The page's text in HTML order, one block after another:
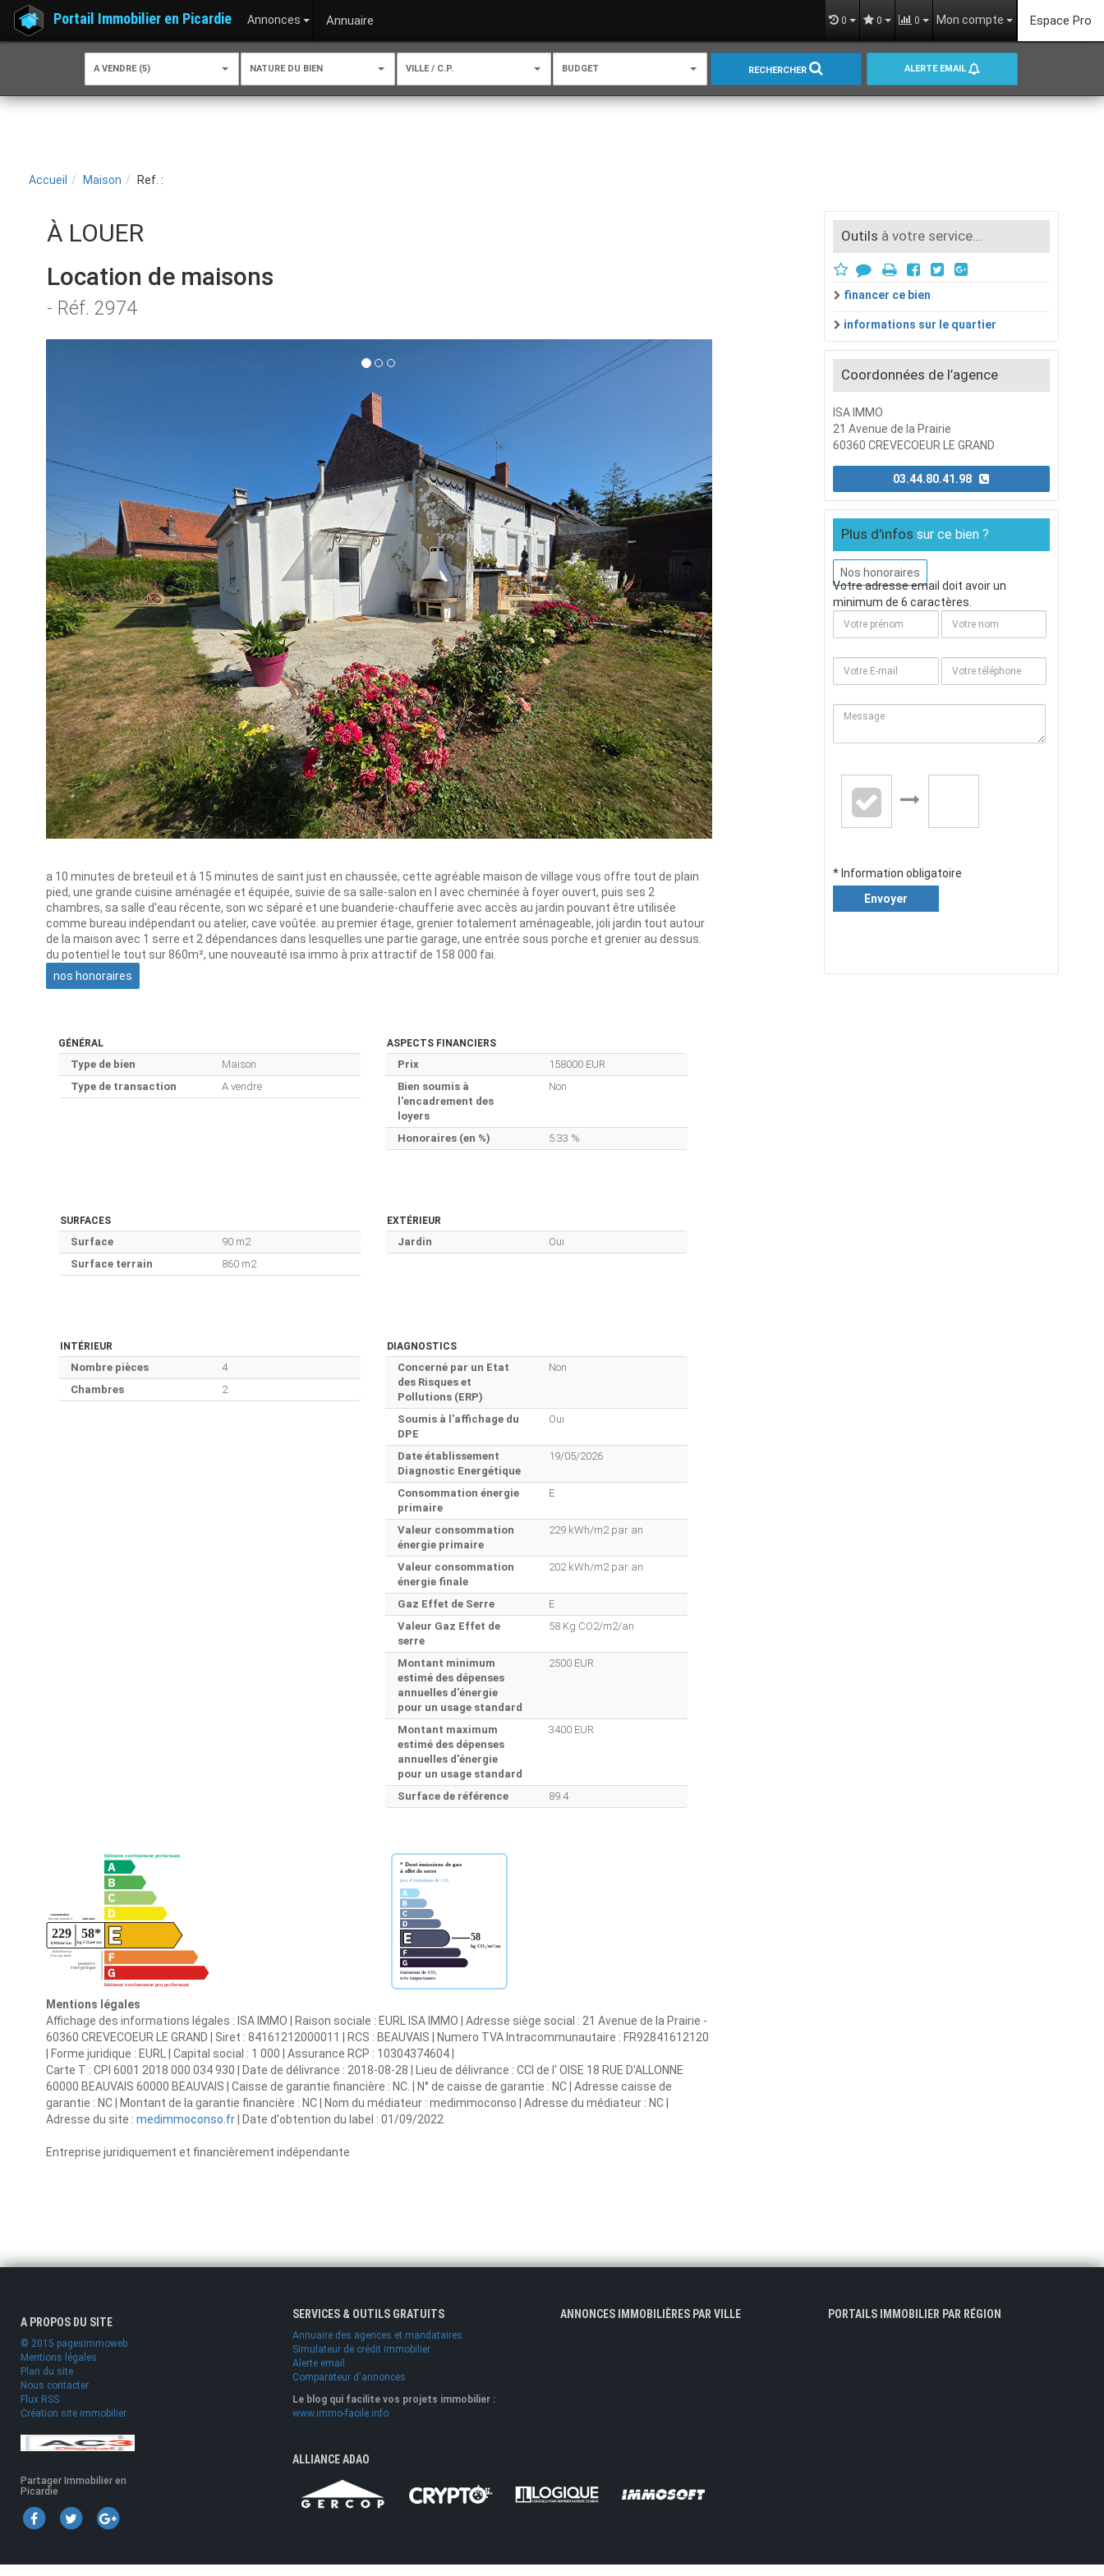
Portail Immobilier en Picardie Annonces Annuaire 0 0 0 Mon compte Espace Pro
A VENDRE (5) NATURE DU BIEN VILLE / C.P. BUDGET RECHERCHER ALERTE EMAIL
Accueil Maison Ref. :
À LOUER
Location de maisons
- Réf. 2974
a 10 minutes de breteuil et à 15 minutes de saint just en chaussée, cette agréable maison de village vous offre tout de plain
pied, une grande cuisine aménagée et équipée, suivie de sa salle-salon en l avec cheminée à foyer ouvert, puis ses 2
chambres, sa salle d'eau récente, son wc séparé et une buanderie-chaufferie avec accès au jardin pouvant être utilisée
comme bureau indépendant ou atelier, cave voûtée. au premier étage, grenier totalement aménageable, joli jardin tout autour
de la maison avec 1 serre et 2 dépendances dans lesquelles une partie garage, une entrée sous porche et grenier au dessus.
du potentiel le tout sur 860m², une nouveauté isa immo à prix attractif de 158 000 fai.
nos honoraires
GÉNÉRAL
Type de bien
Maison
Type de transaction
A vendre
ASPECTS FINANCIERS
Prix
158000 EUR
Bien soumis à
l'encadrement des
loyers
Non
Honoraires (en %) 5.33 %
SURFACES
Surface
90 m2
Surface terrain
860 m2
EXTÉRIEUR
Jardin Oui
INTÉRIEUR
Nombre pièces
4
Chambres
2
DIAGNOSTICS
Concerné par un Etat
des Risques et
Pollutions (ERP)
Non
Soumis à l'affichage du
DPE
Oui
Date établissement
Diagnostic Energétique
19/05/2026
Consommation énergie
primaire
E
Valeur consommation
énergie primaire
229 kWh/m2 par an
Valeur consommation
énergie finale
202 kWh/m2 par an
Gaz Effet de Serre
E
Valeur Gaz Effet de
serre
58 Kg CO2/m2/an
Montant minimum
estimé des dépenses
annuelles d'énergie
pour un usage standard
2500 EUR
Montant maximum
estimé des dépenses
annuelles d'énergie
pour un usage standard
3400 EUR
Surface de référence 89.4
Mentions légales
Affichage des informations légales : ISA IMMO | Raison sociale : EURL ISA IMMO | Adresse siège social : 21 Avenue de la Prairie -
60360 CREVECOEUR LE GRAND | Siret : 84161212000011 | RCS : BEAUVAIS | Numero TVA Intracommunautaire : FR92841612120
| Forme juridique : EURL | Capital social : 1 000 | Assurance RCP : 10304374604 |
Carte T : CPI 6001 2018 000 034 930 | Date de délivrance : 2018-08-28 | Lieu de délivrance : CCI de l' OISE 18 RUE D'ALLONNE
60000 BEAUVAIS 60000 BEAUVAIS | Caisse de garantie financière : NC. | N° de caisse de garantie : NC | Adresse caisse de
garantie : NC | Montant de la garantie financière : NC | Nom du médiateur : medimmoconso | Adresse du médiateur : NC |
Adresse du site : medimmoconso.fr | Date d'obtention du label : 01/09/2022
Entreprise juridiquement et financièrement indépendante
Outils à votre service...
financer ce bien
informations sur le quartier
Coordonnées de l’agence
ISA IMMO
21 Avenue de la Prairie
60360 CREVECOEUR LE GRAND
03.44.80.41.98
Plus d'infos sur ce bien ?
Nos honoraires
Votre adresse email doit avoir un
minimum de 6 caractères.
* Information obligatoire
Envoyer
A PROPOS DU SITE
© 2015 pagesimmoweb
Mentions légales
Plan du site
Nous contacter
Flux RSS
Création site immobilier
Partager Immobilier en
Picardie
SERVICES & OUTILS GRATUITS
Annuaire des agences et mandataires
Simulateur de crédit immobilier
Alerte email
Comparateur d'annonces
Le blog qui facilite vos projets immobilier :
www.immo-facile.info
ANNONCES IMMOBILIÈRES PAR VILLE
ALLIANCE ADAO
PORTAILS IMMOBILIER PAR RÉGION